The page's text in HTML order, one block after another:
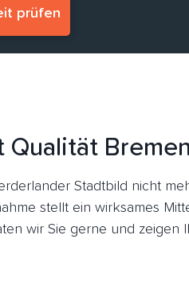
prüfen
Stadtbild nicht
stellt ein wirksames
wir Sie gerne und